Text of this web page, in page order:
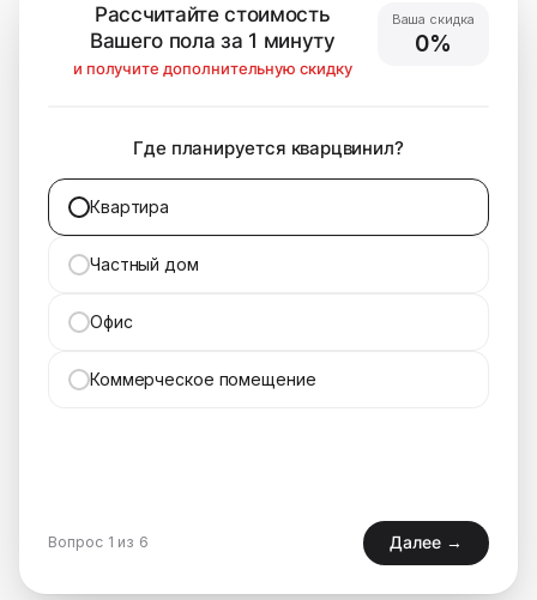
Рассчитайте стоимость
Вашего пола за 1 минуту
и получите дополнительную скидку
Ваша скидка
0%
Где планируется кварцвинил?
Квартира
Частный дом
Офис
Коммерческое помещение
Вопрос 1 из 6 Далее →